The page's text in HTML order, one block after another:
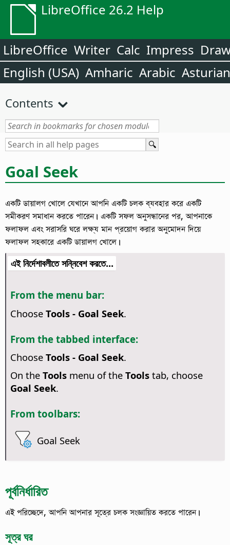
LibreOffice 26.2 Help
LibreOffice Writer Calc Impress
English (USA) Amharic Arabic Asturian
Contents
Goal Seek
একটি ডায়ালগ খোলে যেখানে আপনি একটি চলক ব্যবহার করে একটি
সমীকরণ সমাধান করতে পারেন। একটি সফল অনুসন্ধানের পর, আপনাকে
ফলাফল এবং সরাসরি ঘরে লক্ষ্য মান প্রয়োগ করার অনুমোদন দিয়ে
ফলাফল সহকারে একটি ডায়ালগ খোলে।
এই নির্দেশাবলীতে সন্নিবেশ করতে...
From the menu bar:
Choose Tools - Goal Seek.
From the tabbed interface:
Choose Tools - Goal Seek.
On the Toolsmenu of the Toolstab, choose
Goal Seek.
From toolbars:
Goal Seek
পূর্বনির্ধারিত
এই পরিচ্ছেদে, আপনি আপনার সূত্রে চলক সংজ্ঞায়িত করতে পারেন।
সূত্র ঘর